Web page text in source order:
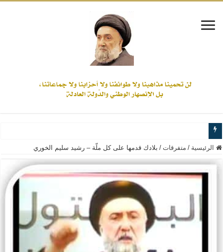
www.alamine.net
مواقف وآراء العلاّمة السيد علي الأمين من الأحداث والقضايا - اضغط للاطلاع
إذا كان التسنن هو الإيمان بسنة رسول الله ( صلى الله عليه وآله) فكلّ
علاقات المذاهب والأديان لا يجوز أن تكون على حساب الأوطان
لن تحمينا مذاهبنا ولا طوائفنا ولا أحزابنا ولا جماعاتنا، بل الإنصهار الوطني والدولة
المذاهب ليست قدرًا لا يمكن تجاوزه
ليست المنفعة تأتي من إسلامية النّظام كما لا تأتي المضرة من مسيحية النظام
الرئيسية / متفرقات / بلادك قدمها على كل ملّة – رشيد سليم الخوري